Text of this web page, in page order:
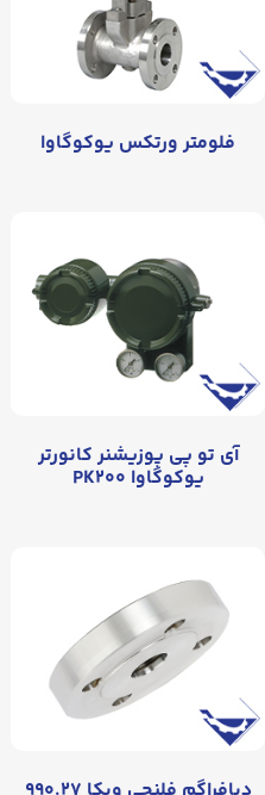
فلومتر ورتکس یوکوگاوا
آی تو پی پوزیشنر کانورتر
یوکوگاوا PK۲۰۰